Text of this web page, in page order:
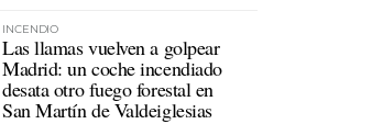
INCENDIO
Las llamas vuelven a golpear
Madrid: un coche incendiado
desata otro fuego forestal en
San Martín de Valdeiglesias